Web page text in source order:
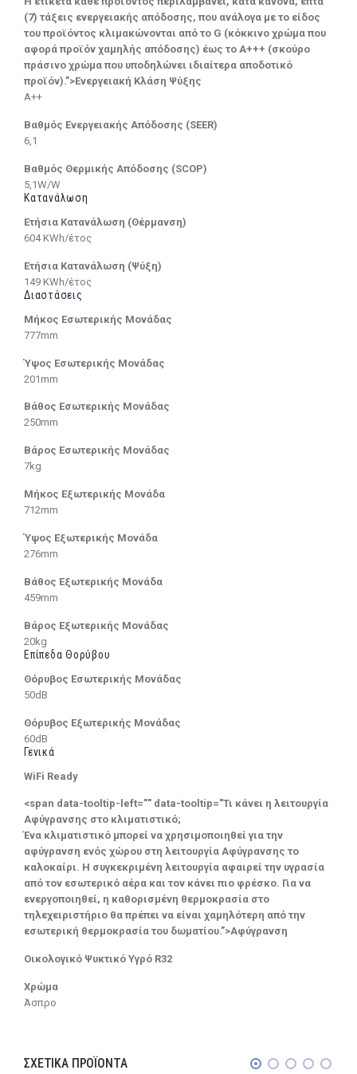
(7) τάξεις ενεργειακής απόδοσης, που ανάλογα με το είδος
του προϊόντος κλιμακώνονται από το G (κόκκινο χρώμα που
αφορά προϊόν χαμηλής απόδοσης) έως το Α+++ (σκούρο
πράσινο χρώμα που υποδηλώνει ιδιαίτερα αποδοτικό
προϊόν).”>Ενεργειακή Κλάση Ψύξης
A++
Βαθμός Ενεργειακής Απόδοσης (SEER)
6,1
Βαθμός Θερμικής Απόδοσης (SCOP)
5,1W/W
Κατανάλωση
Ετήσια Κατανάλωση (Θέρμανση)
604 KWh/έτος
Ετήσια Κατανάλωση (Ψύξη)
149 KWh/έτος
Διαστάσεις
Μήκος Εσωτερικής Μονάδας
777mm
Ύψος Εσωτερικής Μονάδας
201mm
Βάθος Εσωτερικής Μονάδας
250mm
Βάρος Εσωτερικής Μονάδας
7kg
Μήκος Εξωτερικής Μονάδα
712mm
Ύψος Εξωτερικής Μονάδα
276mm
Βάθος Εξωτερικής Μονάδα
459mm
Βάρος Εξωτερικής Μονάδας
20kg
Επίπεδα Θορύβου
Θόρυβος Εσωτερικής Μονάδας
50dB
Θόρυβος Εξωτερικής Μονάδας
60dB
Γενικά
WiFi Ready
<span data-tooltip-left="" data-tooltip="Τι κάνει η λειτουργία
Αφύγρανσης στο κλιματιστικό;
Ένα κλιματιστικό μπορεί να χρησιμοποιηθεί για την
αφύγρανση ενός χώρου στη λειτουργία Αφύγρανσης το
καλοκαίρι. Η συγκεκριμένη λειτουργία αφαιρεί την υγρασία
από τον εσωτερικό αέρα και τον κάνει πιο φρέσκο. Για να
ενεργοποιηθεί, η καθορισμένη θερμοκρασία στο
τηλεχειριστήριο θα πρέπει να είναι χαμηλότερη από την
εσωτερική θερμοκρασία του δωματίου.”>Αφύγρανση
Οικολογικό Ψυκτικό Υγρό R32
Χρώμα
Άσπρο
ΣΧΕΤΙΚΆ ΠΡΟΪΌΝΤΑ